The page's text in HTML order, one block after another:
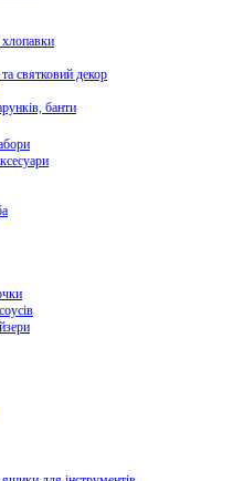
хлопавки
святковий декор
банти